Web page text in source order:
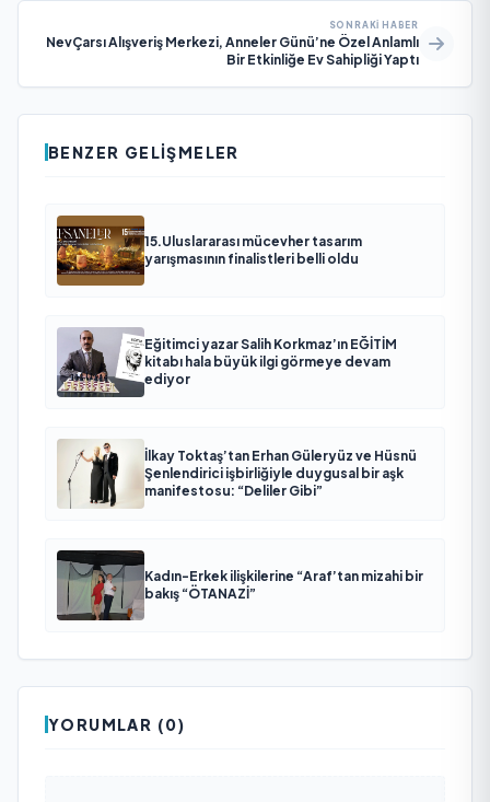
SONRAKI HABER
NevÇarsı Alışveriş Merkezi, Anneler Günü’ne Özel Anlamlı
Bir Etkinliğe Ev Sahipliği Yaptı
BENZER GELIŞMELER
15.Uluslararası mücevher tasarım
yarışmasının finalistleri belli oldu
Eğitimci yazar Salih Korkmaz’ın EĞİTİM
kitabı hala büyük ilgi görmeye devam
ediyor
İlkay Toktaş’tan Erhan Güleryüz ve Hüsnü
Şenlendirici işbirliğiyle duygusal bir aşk
manifestosu: “Deliler Gibi”
Kadın-Erkek ilişkilerine “Araf’tan mizahi bir
bakış “ÖTANAZİ”
YORUMLAR (0)